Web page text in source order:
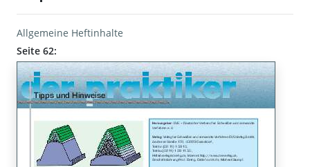
Allgemeine Heftinhalte
Seite 62: